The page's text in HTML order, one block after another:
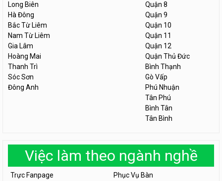
Long Biên
Hà Đông
Bắc Từ Liêm
Nam Từ Liêm
Gia Lâm
Hoàng Mai
Thanh Trì
Sóc Sơn
Đông Anh
Quận 8
Quận 9
Quận 10
Quận 11
Quận 12
Quận Thủ Đức
Bình Thạnh
Gò Vấp
Phú Nhuận
Tân Phú
Bình Tân
Tân Bình
Việc làm theo ngành nghề
Trực Fanpage
Phục Vụ Bàn